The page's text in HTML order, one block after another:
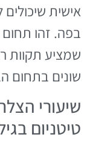
אישית שיכולים
בפה. זהו
שמציע תקוות
שונים בתחום
שיעורי
טיטניום